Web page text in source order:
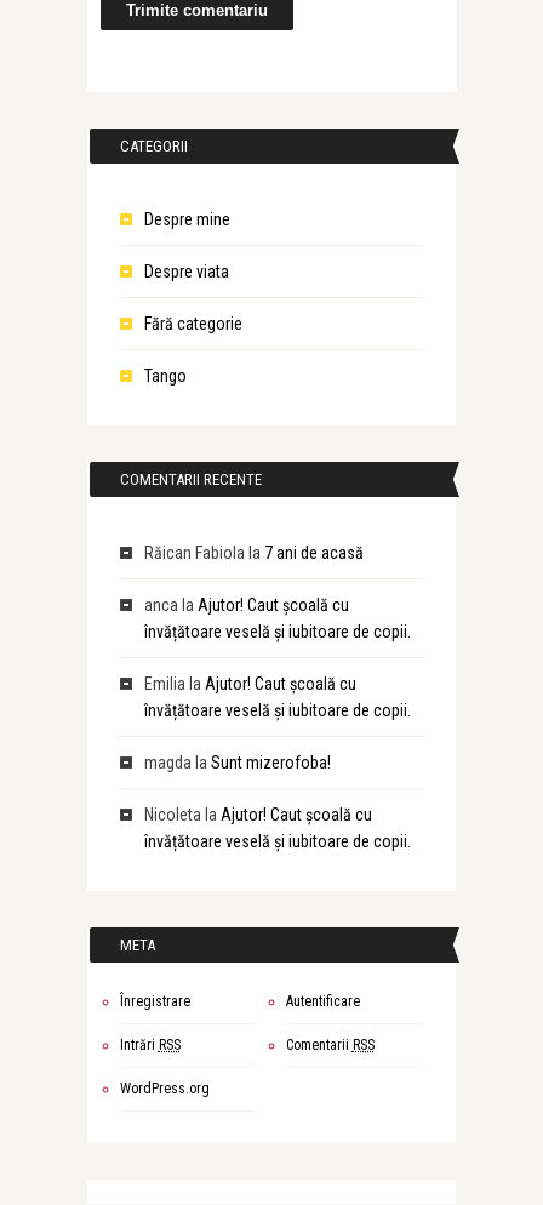
CATEGORII
Despre mine
Despre viata
Fără categorie
Tango
COMENTARII RECENTE
Răican Fabiola la 7 ani de acasă
anca la Ajutor! Caut școală cu
învățătoare veselă și iubitoare de copii.
Emilia la Ajutor! Caut școală cu
învățătoare veselă și iubitoare de copii.
magda la Sunt mizerofoba!
Nicoleta la Ajutor! Caut școală cu
învățătoare veselă și iubitoare de copii.
META
Înregistrare Autentificare
Intrări RSS Comentarii RSS
WordPress.org